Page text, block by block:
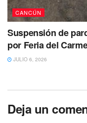
CANCÚN
Suspensión de
por Feria del
JULIO 6, 2026
Deja un